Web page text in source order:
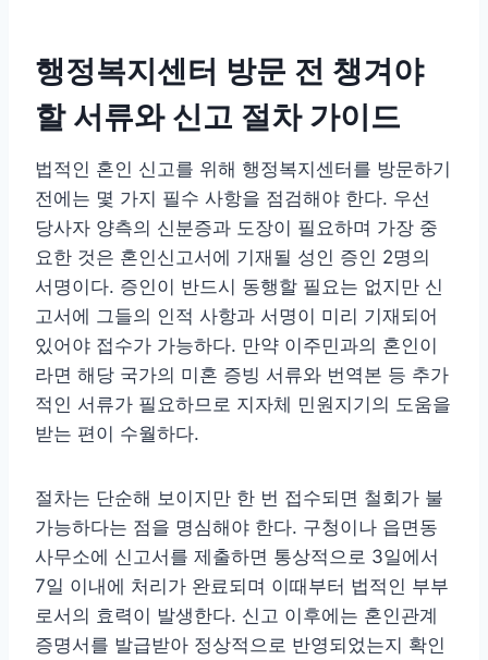
행정복지센터 방문 전 챙겨야
할 서류와 신고 절차 가이드
법적인 혼인 신고를 위해 행정복지센터를 방문하기
전에는 몇 가지 필수 사항을 점검해야 한다. 우선
당사자 양측의 신분증과 도장이 필요하며 가장 중
요한 것은 혼인신고서에 기재될 성인 증인 2명의
서명이다. 증인이 반드시 동행할 필요는 없지만 신
고서에 그들의 인적 사항과 서명이 미리 기재되어
있어야 접수가 가능하다. 만약 이주민과의 혼인이
라면 해당 국가의 미혼 증빙 서류와 번역본 등 추가
적인 서류가 필요하므로 지자체 민원지기의 도움을
받는 편이 수월하다.
절차는 단순해 보이지만 한 번 접수되면 철회가 불
가능하다는 점을 명심해야 한다. 구청이나 읍면동
사무소에 신고서를 제출하면 통상적으로 3일에서
7일 이내에 처리가 완료되며 이때부터 법적인 부부
로서의 효력이 발생한다. 신고 이후에는 혼인관계
증명서를 발급받아 정상적으로 반영되었는지 확인